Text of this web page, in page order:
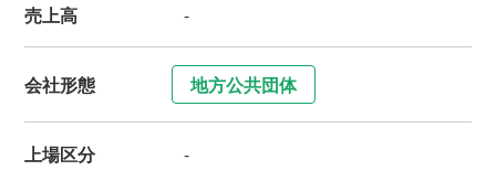
売上高 -
会社形態 地方公共団体
上場区分 -